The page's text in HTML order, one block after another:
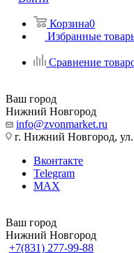
Корзина0
Избранные
Сравнение
Ваш город
Нижний Новгород
info@zvonmarket.ru
г. Нижний Новгород,
Вконтакте
Telegram
MAX
Ваш город
Нижний Новгород
+7(831) 277-99-88